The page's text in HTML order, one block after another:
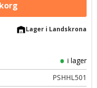
warehouseLager i Landskrona
i lager
PSHHL501